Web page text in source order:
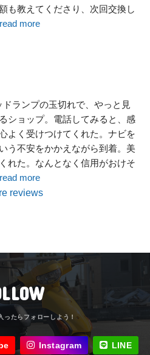
も教えてくださり、次回交換し
read more
ドランプの玉切れで、やっと見
ショップ。電話してみると、感
よく受けつけてくれた。ナビを
う不安をかかえながら到着。美
れた。なんとなく信用がおけそ
read more
reviews
Instagram LINE